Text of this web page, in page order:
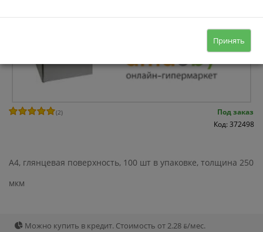
(2)
Под заказ
Код: 372498
A4, глянцевая поверхность, 100 шт в упаковке, толщина 250
мкм
Можно купить в кредит. Стоимость от 2.28 ƃ/мec.
Принять